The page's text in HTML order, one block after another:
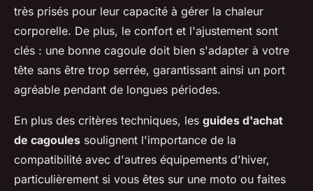
très prisés pour leur capacité à gérer la chaleur
corporelle. De plus, le confort et l'ajustement sont
clés : une bonne cagoule doit bien s'adapter à votre
tête sans être trop serrée, garantissant ainsi un port
agréable pendant de longues périodes.
En plus des critères techniques, les guides d'achat
de cagoules soulignent l'importance de la
compatibilité avec d'autres équipements d'hiver,
particulièrement si vous êtes sur une moto ou faites